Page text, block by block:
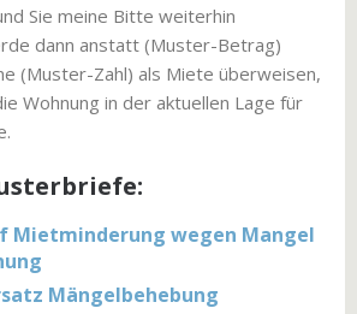
Sie meine Bitte weiterhin
dann anstatt (Muster-Betrag)
(Muster-Zahl) als Miete überweisen,
Wohnung in der aktuellen Lage für
Mietminderung wegen Mangel
Mängelbehebung